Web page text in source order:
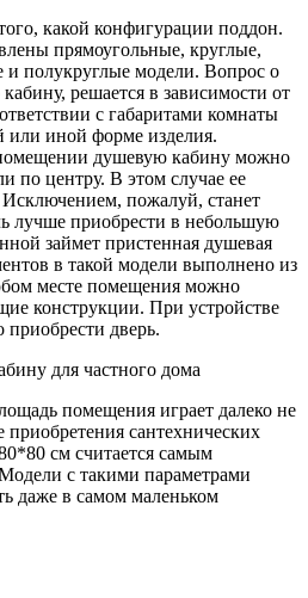
какой конфигурации поддон.
прямоугольные, круглые,
и полукруглые модели. Вопрос о
решается в зависимости от
с габаритами комнаты
или иной форме изделия.
душевую кабину можно
по центру. В этом случае ее
пожалуй, станет
лучше приобрести в небольшую
займет пристенная душевая
в такой модели выполнено из
месте помещения можно
конструкции. При устройстве
дверь.
помещения играет далеко не
сантехнических
см считается самым
с такими параметрами
даже в самом маленьком